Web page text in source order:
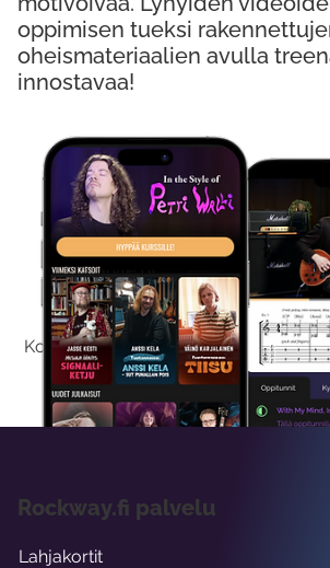
Kokeile Ilmaiseksi
Kokeilemalla ilmaiseksi saat koko
viikon ajaksi.
oppimisen tueksi
oheismateriaalien avulla
innostavaa!
Rockway.fi palvelu
Lahjakortit